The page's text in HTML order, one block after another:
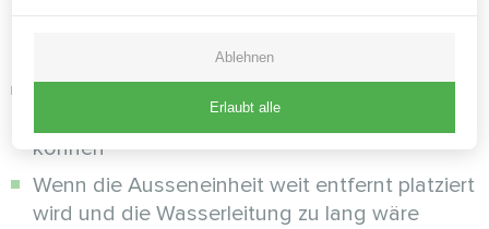
bereits in der Bauphase vorgesehen werden
können
Wenn die Ausseneinheit weit entfernt platziert
wird und die Wasserleitung zu lang wäre
Ablehnen
Erlaubt alle